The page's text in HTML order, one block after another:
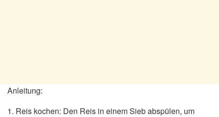
Anleitung:
1. Reis kochen: Den Reis in einem Sieb abspülen, um